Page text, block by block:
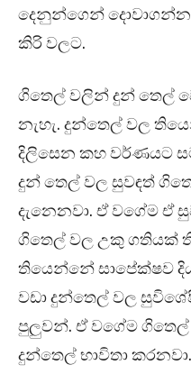
දෙනුන්ගෙන්
කිරි වලට.
ගිතෙල් වලින් දුන් තෙල්
නැහැ. දුන්තෙල් වල
දිලිසෙන කහ වර්ණයට
දුන් තෙල් වල සුවඳත්
දැනෙනවා. ඒ වගේම ඒ
ගිතෙල් වල උකු ගතියක්
තියෙන්නේ සාපේක්ෂව
වඩා දුන්තෙල් වල
පුලුවන්. ඒ වගේම ගිතෙල්
දුන්තෙල් භාවිතා කරනවා.